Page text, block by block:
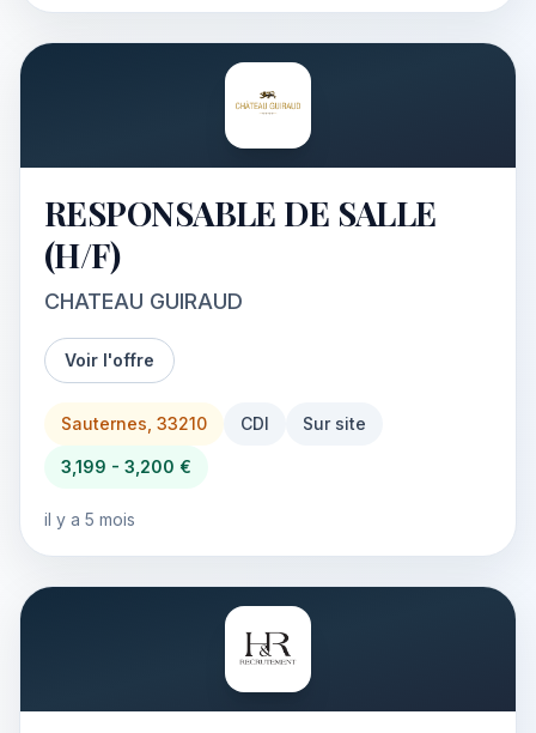
RESPONSABLE DE SALLE
(H/F)
CHATEAU GUIRAUD
Voir l'offre
Sauternes, 33210 CDI Sur site
3,199 - 3,200 €
il y a 5 mois